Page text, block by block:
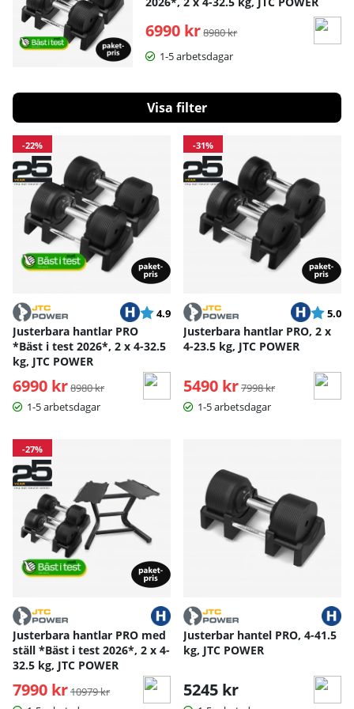
6990 kr Ordinarie pris:
8980 kr
1-5 arbetsdagar
Filtrera
Produkter
-22%
Betyg:
4.9 utav 5 stjärnor
Justerbara hantlar PRO
*Bäst i test 2026*, 2 x 4-32.5
kg, JTC POWER
6990 kr Ordinarie pris:
8980 kr
1-5 arbetsdagar
-31%
Betyg:
5.0
Justerbara hantlar PRO, 2 x
4-23.5 kg, JTC POWER
5490 krOrdinarie pris:
7998 kr
1-5 arbetsdagar
-27%
Justerbara hantlar PRO med
ställ *Bäst i test 2026*, 2 x 4-
32.5 kg, JTC POWER
7990 kr Ordinarie pris:
10979 kr
Justerbar hantel PRO, 4-41.5
kg, JTC POWER
5245 kr